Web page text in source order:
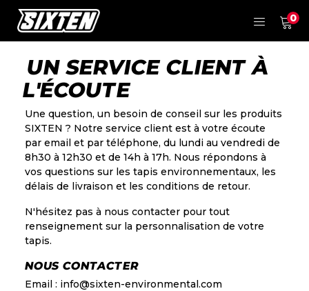
0
UN SERVICE CLIENT À
L'ÉCOUTE
Une question, un besoin de conseil sur les produits
SIXTEN ? Notre service client est à votre écoute
par email et par téléphone, du lundi au vendredi de
8h30 à 12h30 et de 14h à 17h. Nous répondons à
vos questions sur les tapis environnementaux, les
délais de livraison et les conditions de retour.
N'hésitez pas à nous contacter pour tout
renseignement sur la personnalisation de votre
tapis.
NOUS CONTACTER
Email : info@sixten-environmental.com